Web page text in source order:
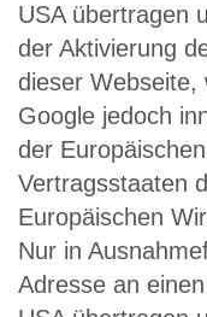
USA übertragen
der Aktivierung
dieser Webseite,
Google jedoch
der
Vertragsstaaten
Europäischen
Nur in
Adresse an